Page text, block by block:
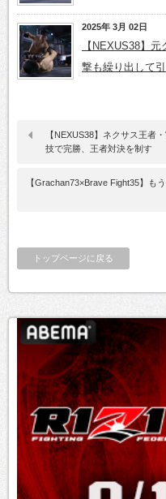
2025年 3月 02日
【NEXUS38】
撃も繰り出して
【NEXUS38】ネクサス王者
技で完勝、王者対決を制す
【Grachan73×Brave Fight35】
トップページに戻る